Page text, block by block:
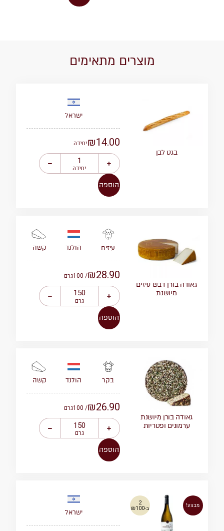
מוצרים מתאימים
בגט לבן
ישראל
₪14.00 יחידה
יחידה
הוספה
גאודה בורן דבש עיזים
מיושנת
עיזים הולנד קשה
₪28.90
/ 100 גרם
גרם
הוספה
גאודה בורן מיושנת
ערמונים ופטריות
בקר הולנד קשה
₪26.90
/ 100 גרם
גרם
הוספה
מבצע! 2
ב-₪100 ישראל